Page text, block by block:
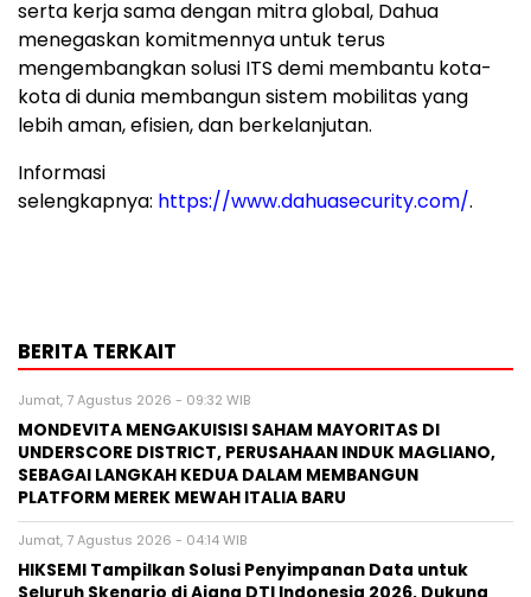
serta kerja sama dengan mitra global, Dahua
menegaskan komitmennya untuk terus
mengembangkan solusi ITS demi membantu kota-
kota di dunia membangun sistem mobilitas yang
lebih aman, efisien, dan berkelanjutan.
Informasi
selengkapnya: https://www.dahuasecurity.com/.
BERITA TERKAIT
Jumat, 7 Agustus 2026 - 09:32 WIB
MONDEVITA MENGAKUISISI SAHAM MAYORITAS DI
UNDERSCORE DISTRICT, PERUSAHAAN INDUK MAGLIANO,
SEBAGAI LANGKAH KEDUA DALAM MEMBANGUN
PLATFORM MEREK MEWAH ITALIA BARU
Jumat, 7 Agustus 2026 - 04:14 WIB
HIKSEMI Tampilkan Solusi Penyimpanan Data untuk
Seluruh Skenario di Ajang DTI Indonesia 2026, Dukung